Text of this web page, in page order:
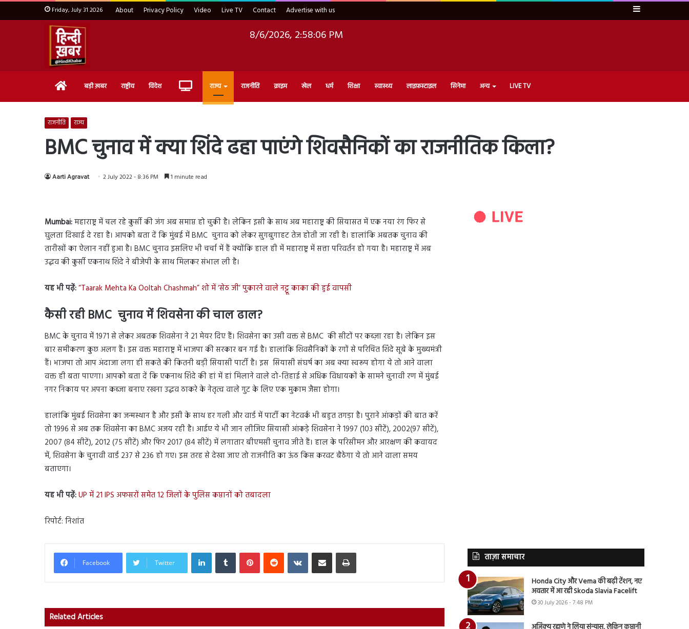
Friday, July 31 2026 About Privacy Policy Video Live TV Contact Advertise with us Sidebar
8/6/2026, 2:58:07 PM
Home बड़ी ख़बर राष्ट्रीय विदेश Live राज्य राजनीति क्राइम खेल धर्म शिक्षा स्वास्थ्य लाइफ़स्टाइल सिनेमा अन्य LIVE TV
राजनीति राज्य
BMC चुनाव में क्या शिंदे ढहा पाएंगे शिवसैनिकों का राजनीतिक किला?
Aarti Agravat 2 July 2022 - 8:36 PM 1 minute read
Mumbai:महाराष्ट्र में चल रहे कुर्सी की जंग अब समाप्त हो चुकी है। लेकिन इसी के साथ अब महाराष्ट्र की सियासत में एक नया रंग फिर से
घुलता दिखाई दे रहा है। आपको बता दें कि मुंबई में BMC चुनाव को लेकर सुगबुगाहट तेज होती जा रही है। हालांकि अबतक चुनाव की
तारीखों का ऐलान नहीं हुआ है। BMC चुनाव इसलिए भी चर्चा में हैं क्योंकि हाल ही में महाराष्ट्र में सत्ता परिवर्तन हो गया है। महाराष्ट्र में अब
उद्धव की कुर्सी एकनाथ शिंदे ने बीजेपी के साथ मिलकर संभाल ली है।
यह भी पढ़ें:“Taarak Mehta Ka Ooltah Chashmah” शो में ‘सेठ जी’ पुकारने वाले नट्टू काका की हुई वापसी
कैसी रही BMC चुनाव में शिवसेना की चाल ढाल?
BMC के चुनाव में 1971 से लेकर अबतक शिवसेना ने 21 मेयर दिए हैं। शिवसेना का उसी वक्त से BMC की सीटों पर कब्ज़ा रहा है। लेकिन इस
बार समीकरण कुछ अलग हैं। इस वक्त महाराष्ट्र में भाजपा की सरकार बन गई है। हालांकि शिवसैनिकों के रगों से परिचित शिंदे सूबे के मुख्यमंत्री
हैं। भाजपा तो आप अंदाजा लगा ही सकते की कितनी बड़ी सियासी पार्टी है। इस सियासी संघर्ष का अब क्या स्वरूप होगा ये तो आने वाला
वक्त ही बता पाएगा। आपको बता दें कि एकनाथ शिंदे की हां में हां मिलाने वाले दो-तिहाई से अधिक विधायकों के सामने चुनावी रण में मुंबई
नगर निकाय पर अपना कब्जा बनाए रखना उद्धव ठाकरे के नेतृत्व वाले गुट के लिए एक मुकाम जैसा होगा।
हालांकि मुंबई शिवसेना का जन्मस्थान है और इसी के साथ हर गली और वार्ड में पार्टी का नेटवर्क भी बहुत तगड़ा है। पुराने आंकड़ों की बात करें
तो 1996 से अब तक शिवसेना का BMC अजय रही है। आईए ये भी जान लीजिए सियासी आंकड़े शिवसेना ने 1997 (103 सीटें), 2002(97 सीटें),
2007 (84 सीटें), 2012 (75 सीटें) और फिर 2017 (84 सीटें) में लगातार बीएमसी चुनाव जीते हैं। हाल के परिसीमन और आरक्षण की कवायद
में, शिवसेना के चुनावी वार्ड 237 से 236 हो गए। इस तरह से देखा जाए तो राजनीति का ऊंठ किस करवट बैठेगा ये तो आने वाला समय
बताएगा।
यह भी पढ़ें:UP में 21 IPS अफसरों समेत 12 जिलों के पुलिस कप्तानों को तबादला
रिपोर्ट: निशांत
Facebook Twitter
LinkedInTumblr PinterestReddit VKontakteShare via Email Print
Related Articles
ताज़ा समाचार
Honda City और Verna की बढ़ी टेंशन, नए
अवतार में आ रही Skoda Slavia Facelift
30 July 2026 - 7:48 PM